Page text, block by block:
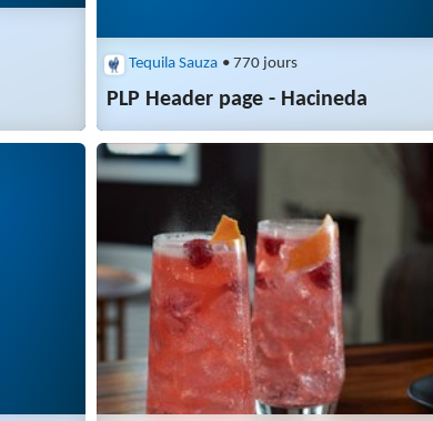
Tequila Sauza • 770 jours
PLP Header page - Hacineda